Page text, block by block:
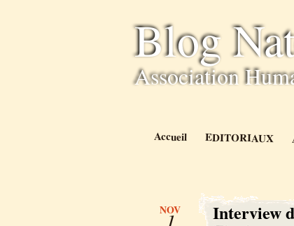
Blog
Association
Accueil EDITORIAUX
NOV Interview